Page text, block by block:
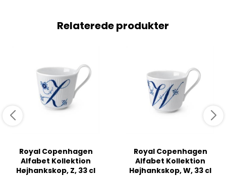
Relaterede produkter
Royal Copenhagen
Alfabet Kollektion
Højhankskop, Z, 33 cl
Royal Copenhagen
Alfabet Kollektion
Højhankskop, W, 33 cl